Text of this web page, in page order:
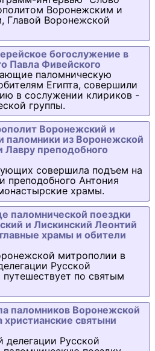
Воронежским и
Главой Воронежской
богослужение в
Павла Фивейского
паломническую
Египта, совершили
в сослужении клириков -
группы.
Воронежский и
паломники из Воронежской
Лавру преподобного
совершила подъем на
преподобного Антония
храмы.
паломнической поездки
и Лискинский Леонтий
храмы и обители
митрополии в
Русской
по святым
паломников Воронежской
святыни
делегации Русской